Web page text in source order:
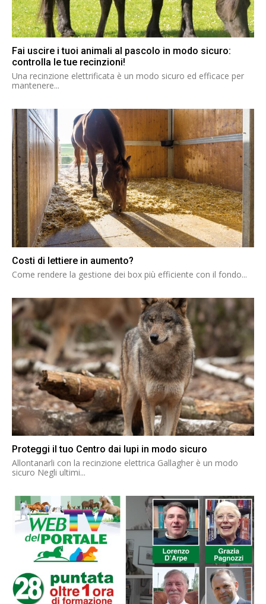
Fai uscire i tuoi animali al pascolo in modo sicuro:
controlla le tue recinzioni!
Una recinzione elettrificata è un modo sicuro ed efficace per
mantenere...
Costi di lettiere in aumento?
Come rendere la gestione dei box più efficiente con il fondo...
Proteggi il tuo Centro dai lupi in modo sicuro
Allontanarli con la recinzione elettrica Gallagher è un modo
sicuro Negli ultimi...